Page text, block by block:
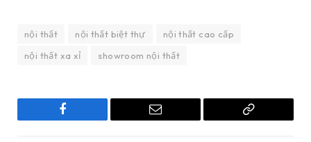
nội thất nội thất biệt thự
nội thất cao cấp
nội thất xa xỉ
showroom nội thất
Facebook Email
Copy